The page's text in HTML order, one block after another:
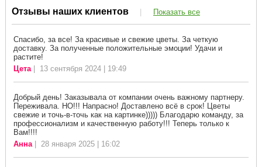
Отзывы наших клиентов | Показать все
Спасибо, за все! За красивые и свежие цветы. За четкую
доставку. За полученные положительные эмоции! Удачи и
растите!
Цета| 13 сентября 2024 | 19:49
Добрый день! Заказывала от компании очень важному партнеру.
Переживала. НО!!! Напрасно! Доставлено всё в срок! Цветы
свежие и точь-в-точь как на картинке))))) Благодарю команду, за
профессионализм и качественную работу!!! Теперь только к
Вам!!!!
Анна| 28 января 2025 | 16:02